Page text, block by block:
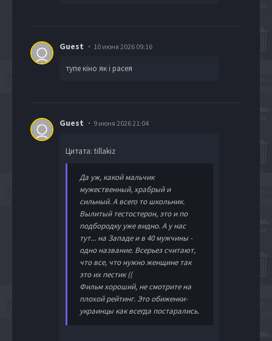
Guest 10 июня 2026 09:16
тупе кіно як і расея
Guest 9 июня 2026 21:04
Цитата: tillakiz
Да уж, какой мальчик
мужественный, храбрый и
сильный. А всего то школьник.
Вылитый тестостерон, это и по
подбородку уже видно. А у нас
тут... на Западе и в 40 мужчины -
одно название. Всерьез считают,
что все, что нужно женщине так
это их пестик ((
Фильм хороший, не смотрите на
плохой рейтинг. Это обиженки-
украинцы как всегда постарались.